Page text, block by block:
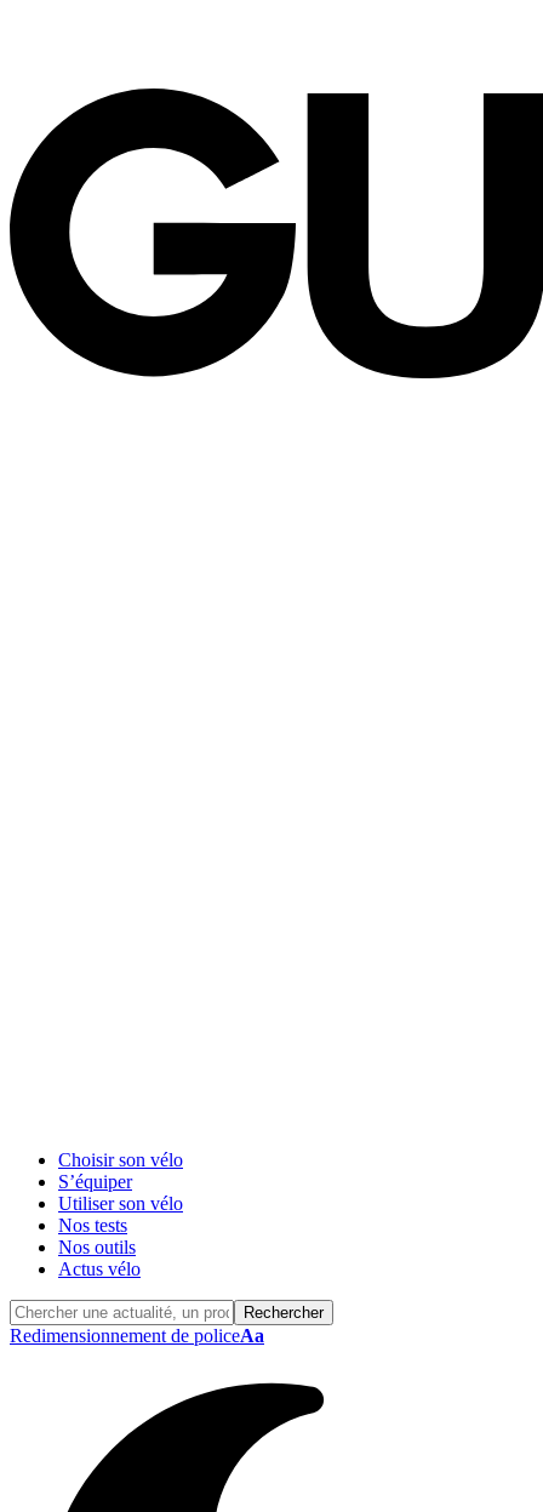
Choisir son vélo
S’équiper
Utiliser son vélo
Nos tests
Nos outils
Actus vélo
Redimensionnement de policeAa